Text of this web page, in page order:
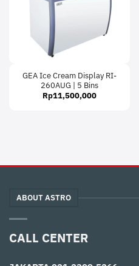
GEA Ice Cream Display RI-
260AUG | 5 Bins
Rp11,500,000
ABOUT ASTRO
CALL CENTER